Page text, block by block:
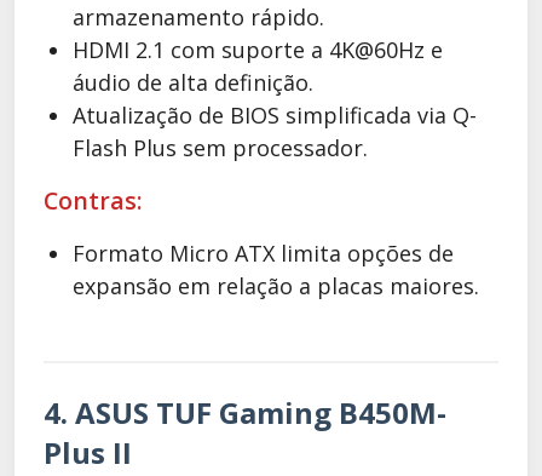
armazenamento rápido.
HDMI 2.1 com suporte a 4K@60Hz e
áudio de alta definição.
Atualização de BIOS simplificada via Q-
Flash Plus sem processador.
Contras:
Formato Micro ATX limita opções de
expansão em relação a placas maiores.
4. ASUS TUF Gaming B450M-
Plus II